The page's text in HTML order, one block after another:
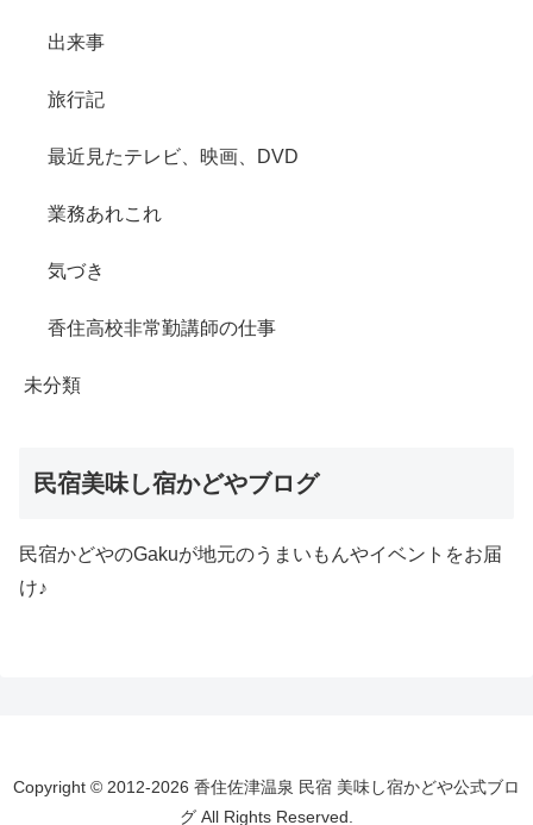
出来事
旅行記
最近見たテレビ、映画、DVD
業務あれこれ
気づき
香住高校非常勤講師の仕事
未分類
民宿美味し宿かどやブログ
民宿かどやのGakuが地元のうまいもんやイベントをお届
け♪
Copyright © 2012-2026 香住佐津温泉 民宿 美味し宿かどや公式ブロ
グ All Rights Reserved.